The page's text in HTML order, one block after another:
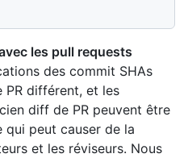
les pull requests
des commit SHAs
différent, et les
diff de PR peuvent être
qui peut causer de la
et les réviseurs. Nous